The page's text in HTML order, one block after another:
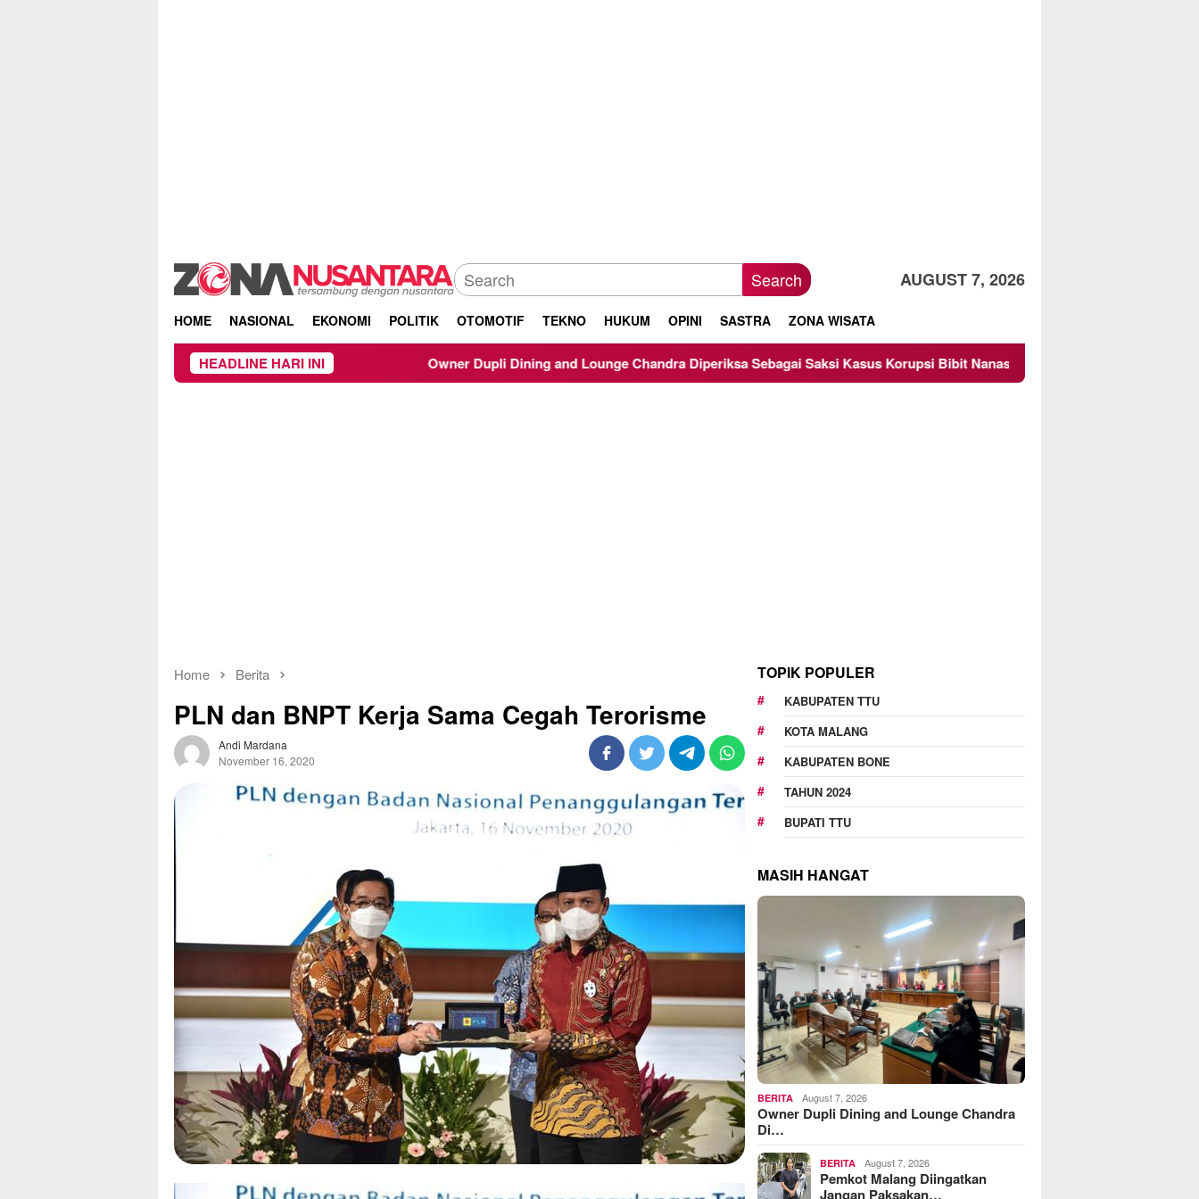
Search AUGUST 7, 2026
HOME NASIONAL EKONOMI POLITIK OTOMOTIF TEKNO HUKUM OPINI SASTRA ZONA WISATA
HEADLINE HARI INIOwner Dupli Dining and Lounge Chandra Diperiksa Sebagai Saksi Kasus Korupsi Bibit Nanas Sulsel Rp 52,4 Miliar
Home Berita
PLN dan BNPT Kerja Sama Cegah Terorisme
Andi Mardana
November 16, 2020
TOPIK POPULER
KABUPATEN TTU
KOTA MALANG
KABUPATEN BONE
TAHUN 2024
BUPATI TTU
MASIH HANGAT
BERITA August 7, 2026
Owner Dupli Dining and Lounge Chandra
Di…
BERITA August 7, 2026
Pemkot Malang Diingatkan
Jangan Paksakan…